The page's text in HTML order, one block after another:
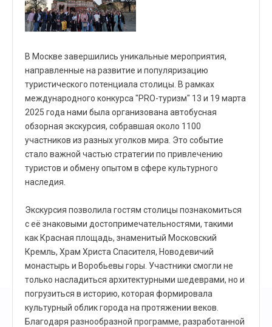
В Москве завершились уникальные мероприятия,
направленные на развитие и популяризацию
туристического потенциала столицы. В рамках
международного конкурса "PRO-туризм" 13 и 19 марта
2025 года нами была организована автобусная
обзорная экскурсия, собравшая около 1100
участников из разных уголков мира. Это событие
стало важной частью стратегии по привлечению
туристов и обмену опытом в сфере культурного
наследия.
Экскурсия позволила гостям столицы познакомиться
с её знаковыми достопримечательностями, такими
как Красная площадь, знаменитый Московский
Кремль, Храм Христа Спасителя, Новодевичий
монастырь и Воробьевы горы. Участники смогли не
только насладиться архитектурными шедеврами, но и
погрузиться в историю, которая формировала
культурный облик города на протяжении веков.
Благодаря разнообразной программе, разработанной